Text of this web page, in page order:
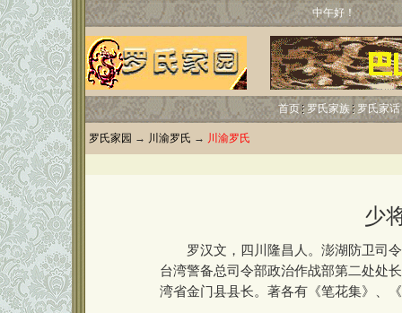
中午好！
首页 罗氏家族 罗氏家话
罗氏家园 → 川渝罗氏 → 川渝罗氏
少
罗汉文，四川隆昌人。澎湖防卫司令
台湾警备总司令部政治作战部第二处处
湾省金门县县长。著各有《笔花集》、